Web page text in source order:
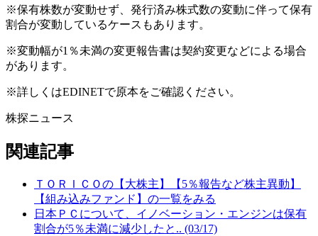
※保有株数が変動せず、発行済み株式数の変動に伴って保有
割合が変動しているケースもあります。
※変動幅が1％未満の変更報告書は契約変更などによる場合
があります。
※詳しくはEDINETで原本をご確認ください。
株探ニュース
関連記事
ＴＯＲＩＣＯの【大株主】【5％報告など株主異動】
【組み込みファンド】の一覧をみる
日本ＰＣについて、イノベーション・エンジンは保有
割合が5％未満に減少したと.. (03/17)